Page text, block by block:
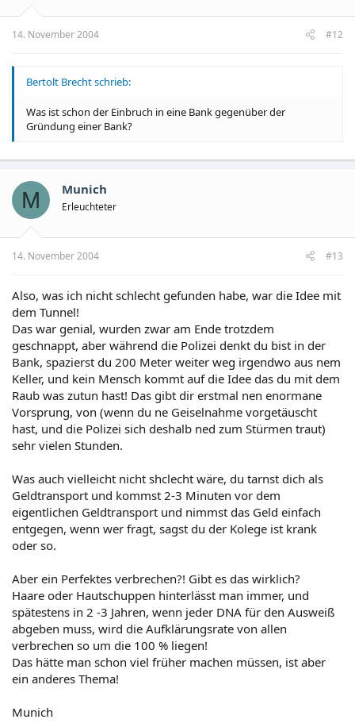
14. November 2004 #12
Bertolt Brecht schrieb:
Was ist schon der Einbruch in eine Bank gegenüber der
Gründung einer Bank?
M Munich
Erleuchteter
14. November 2004 #13
Also, was ich nicht schlecht gefunden habe, war die Idee mit
dem Tunnel!
Das war genial, wurden zwar am Ende trotzdem
geschnappt, aber während die Polizei denkt du bist in der
Bank, spazierst du 200 Meter weiter weg irgendwo aus nem
Keller, und kein Mensch kommt auf die Idee das du mit dem
Raub was zutun hast! Das gibt dir erstmal nen enormane
Vorsprung, von (wenn du ne Geiselnahme vorgetäuscht
hast, und die Polizei sich deshalb ned zum Stürmen traut)
sehr vielen Stunden.
Was auch vielleicht nicht shclecht wäre, du tarnst dich als
Geldtransport und kommst 2-3 Minuten vor dem
eigentlichen Geldtransport und nimmst das Geld einfach
entgegen, wenn wer fragt, sagst du der Kolege ist krank
oder so.
Aber ein Perfektes verbrechen?! Gibt es das wirklich?
Haare oder Hautschuppen hinterlässt man immer, und
spätestens in 2 -3 Jahren, wenn jeder DNA für den Ausweiß
abgeben muss, wird die Aufklärungsrate von allen
verbrechen so um die 100 % liegen!
Das hätte man schon viel früher machen müssen, ist aber
ein anderes Thema!
Munich